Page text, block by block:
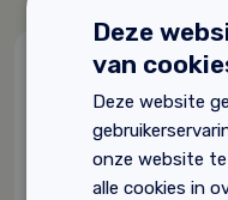
Deze
van
Deze website
onze website
alle cookies in